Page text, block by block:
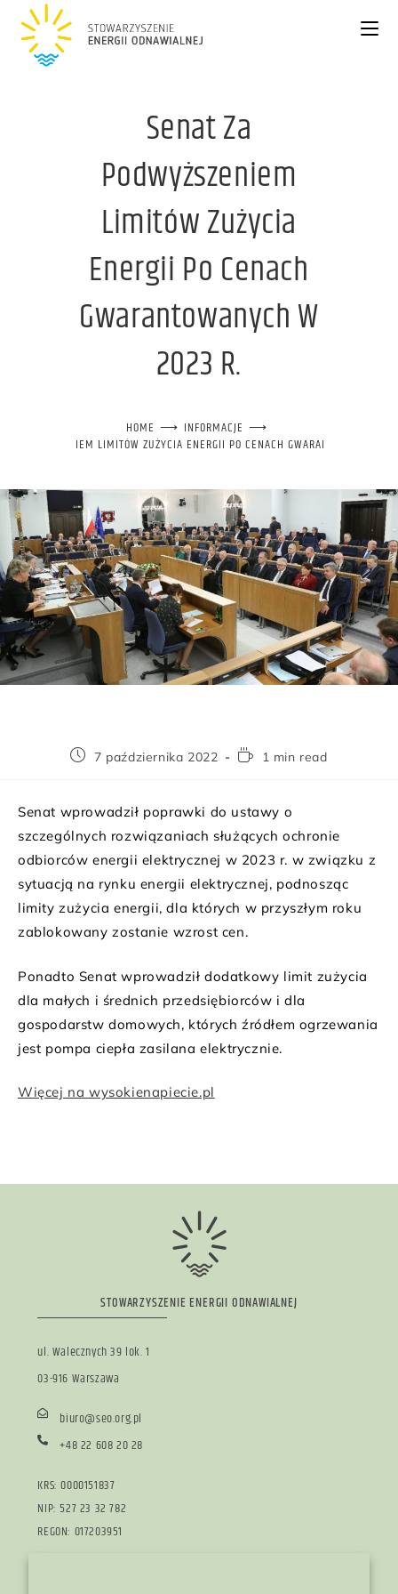
Senat Za
Podwyższeniem
Limitów Zużycia
Energii Po Cenach
Gwarantowanych W
2023 R.
HOME ⟶ INFORMACJE ⟶
PODWYŻSZENIEM LIMITÓW ZUŻYCIA ENERGII PO CENACH GWARANTOWANYCH
7 października 2022 1 min read
Senat wprowadził poprawki do ustawy o
szczególnych rozwiązaniach służących ochronie
odbiorców energii elektrycznej w 2023 r. w związku z
sytuacją na rynku energii elektrycznej, podnosząc
limity zużycia energii, dla których w przyszłym roku
zablokowany zostanie wzrost cen.
Ponadto Senat wprowadził dodatkowy limit zużycia
dla małych i średnich przedsiębiorców i dla
gospodarstw domowych, których źródłem ogrzewania
jest pompa ciepła zasilana elektrycznie.
Więcej na wysokienapiecie.pl
STOWARZYSZENIE ENERGII ODNAWIALNEJ
ul. Walecznych 39 lok. 1
03-916 Warszawa
biuro@seo.org.pl
+48 22 608 20 28
KRS: 0000151837
NIP: 527 23 32 782
REGON: 017203951